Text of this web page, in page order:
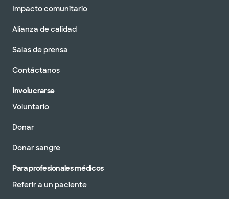
Impacto comunitario
Alianza de calidad
Salas de prensa
Contáctanos
Involucrarse
Voluntario
Donar
Donar sangre
Para profesionales médicos
Referir a un paciente